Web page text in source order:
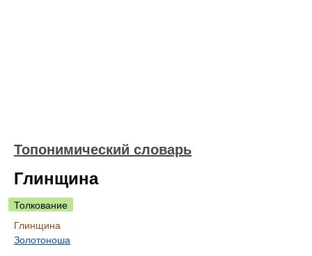
Топонимический словарь
Глинщина
Толкование
Глинщина
Золотоноша